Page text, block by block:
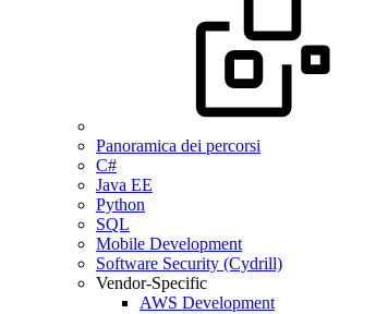
Panoramica dei percorsi
C#
Java EE
Python
SQL
Mobile Development
Software Security (Cydrill)
Vendor-Specific
AWS Development